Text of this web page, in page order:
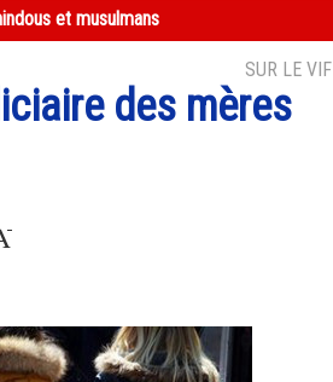
et musulmans
SUR LE VIF
des mères